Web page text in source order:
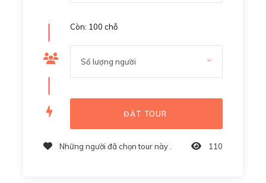
Còn: 100 chỗ
Những người đã chọn tour này . 110